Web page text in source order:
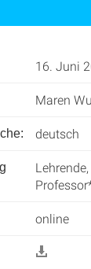
16. Juni
Maren
deutsch
online